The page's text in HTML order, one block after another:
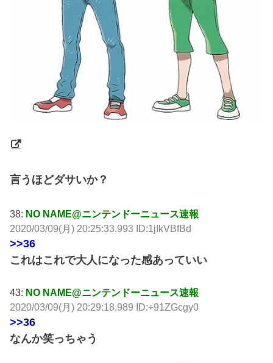
言うほどダサいか？
38: NO NAME@ニンテンドーニュース速報
2020/03/09(月) 20:25:33.993 ID:1jIkVBfBd
>>36
これはこれで大人になった感あっていい
43: NO NAME@ニンテンドーニュース速報
2020/03/09(月) 20:29:18.989 ID:+91ZGcgy0
>>36
なんか笑っちゃう